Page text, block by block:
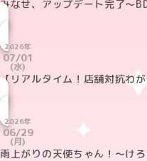
みなせ、アップデート完了～
2026年
07/01
(水)
【リアルタイム！店舗対抗わ
2026年
06/29
(月)
雨上がりの天使ちゃん！～け